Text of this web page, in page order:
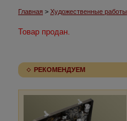
Главная > Художественные работы
Товар продан.
РЕКОМЕНДУЕМ